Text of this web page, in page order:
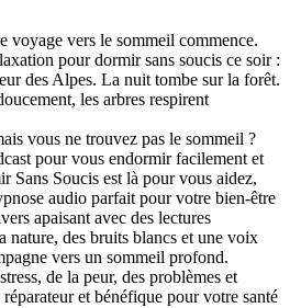
voyage vers le sommeil commence.
pour dormir sans soucis ce soir :
des Alpes. La nuit tombe sur la forêt.
les arbres respirent
vous ne trouvez pas le sommeil ?
pour vous endormir facilement et
Sans Soucis est là pour vous aidez,
audio parfait pour votre bien-être
apaisant avec des lectures
nature, des bruits blancs et une voix
vers un sommeil profond.
de la peur, des problèmes et
et bénéfique pour votre santé